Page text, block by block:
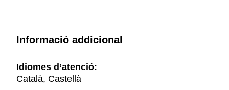
Informació addicional
Idiomes d’atenció:
Català, Castellà